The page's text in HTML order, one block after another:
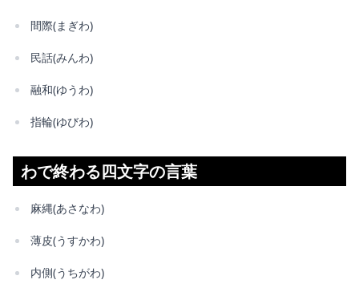
間際(まぎわ)
民話(みんわ)
融和(ゆうわ)
指輪(ゆびわ)
わで終わる四文字の言葉
麻縄(あさなわ)
薄皮(うすかわ)
内側(うちがわ)